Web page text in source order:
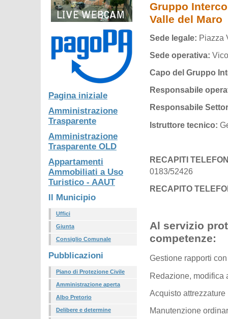
Pagina iniziale
Amministrazione
Trasparente
Amministrazione
Trasparente OLD
Appartamenti
Ammobiliati a Uso
Turistico - AAUT
Il Municipio
Uffici
Giunta
Consiglio Comunale
Pubblicazioni
Piano di Protezione Civile
Amministrazione aperta
Albo Pretorio
Delibere e determine
Gruppo
Valle del Maro
Sede legale: Piazza
Sede operativa:
Capo del Gruppo
Responsabile
Responsabile
Istruttore tecnico:
RECAPITI
0183/52426
RECAPITO
Al servizio
competenze:
Gestione rapporti
Redazione, modifica
Acquisto attrezzature
Manutenzione